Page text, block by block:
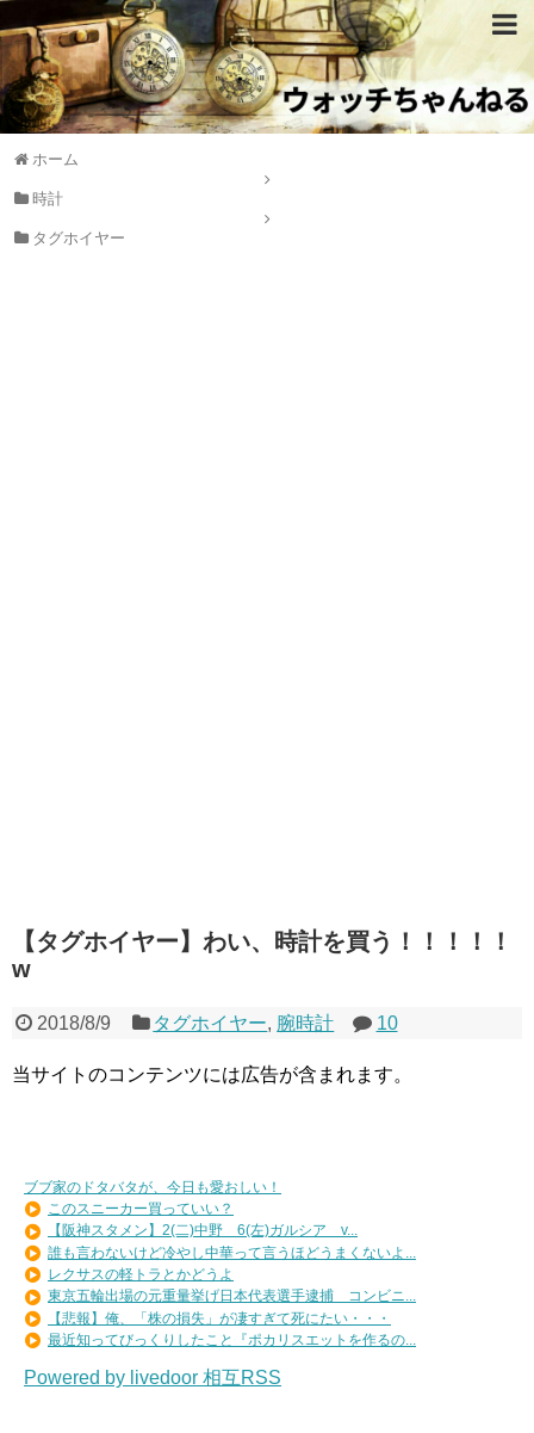
ホーム
時計
タグホイヤー
【タグホイヤー】わい、時計を買う！！！！！
w
2018/8/9 タグホイヤー, 腕時計 10
当サイトのコンテンツには広告が含まれます。
ブブ家のドタバタが、今日も愛おしい！
このスニーカー買っていい？
【阪神スタメン】2(二)中野 6(左)ガルシア v...
誰も言わないけど冷やし中華って言うほどうまくないよ...
レクサスの軽トラとかどうよ
東京五輪出場の元重量挙げ日本代表選手逮捕 コンビニ...
【悲報】俺、「株の損失」が凄すぎて死にたい・・・
最近知ってびっくりしたこと『ポカリスエットを作るの...
Powered by livedoor 相互RSS